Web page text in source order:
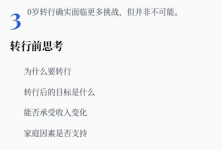
3 0岁转行确实面临更多挑战，但并非不可能。
转行前思考
为什么要转行
转行后的目标是什么
能否承受收入变化
家庭因素是否支持